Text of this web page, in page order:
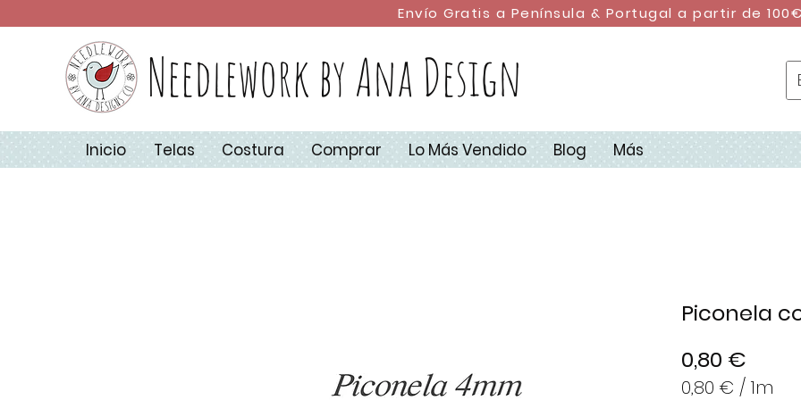
Envío Gratis a Península & Portugal a partir de 100€
Needlework by Ana Design
Inicio Telas Costura Comprar Lo Más Vendido Blog Más
Piconela
0,80 €
0,80 € / 1m